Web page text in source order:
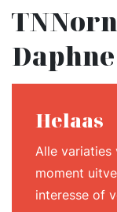
Daphne
Helaas
Alle
moment
interesse of